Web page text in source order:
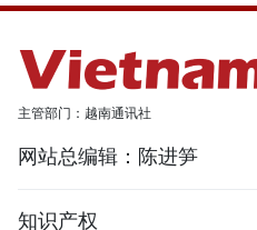
主管部门：越南通讯社
网站总编辑：陈进笋
知识产权